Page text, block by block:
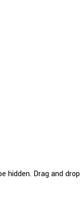
hidden. Drag and drop